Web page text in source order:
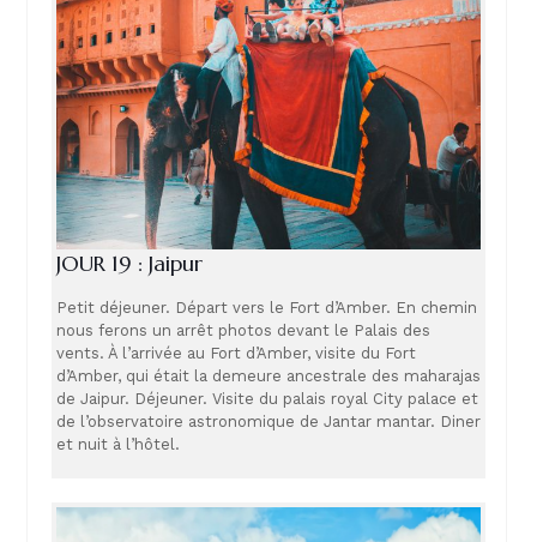
JOUR 19 : Jaipur
Petit déjeuner. Départ vers le Fort d’Amber. En chemin
nous ferons un arrêt photos devant le Palais des
vents. À l’arrivée au Fort d’Amber, visite du Fort
d’Amber, qui était la demeure ancestrale des maharajas
de Jaipur. Déjeuner. Visite du palais royal City palace et
de l’observatoire astronomique de Jantar mantar. Diner
et nuit à l’hôtel.